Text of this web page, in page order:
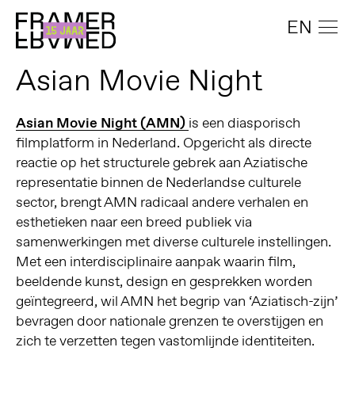
EN
Asian Movie Night
Asian Movie Night (AMN) is een diasporisch
filmplatform in Nederland. Opgericht als directe
reactie op het structurele gebrek aan Aziatische
representatie binnen de Nederlandse culturele
sector, brengt AMN radicaal andere verhalen en
esthetieken naar een breed publiek via
samenwerkingen met diverse culturele instellingen.
Met een interdisciplinaire aanpak waarin film,
beeldende kunst, design en gesprekken worden
geïntegreerd, wil AMN het begrip van ‘Aziatisch-zijn’
bevragen door nationale grenzen te overstijgen en
zich te verzetten tegen vastomlijnde identiteiten.